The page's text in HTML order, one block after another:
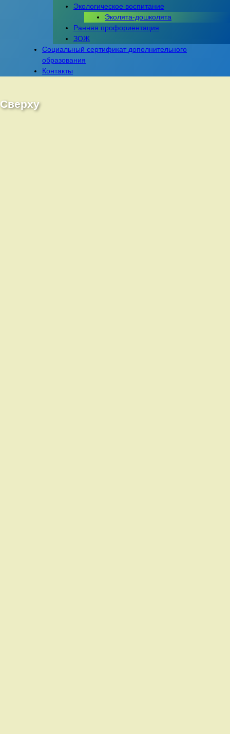
Экологическое воспитание
Эколята-дошколята
Ранняя профориентация
ЗОЖ
Социальный сертификат дополнительного
образования
Контакты
Сверху